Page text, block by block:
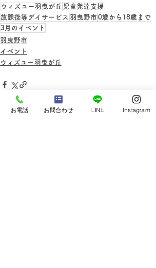
ウィズユー羽曳が丘 児童発達支援
放課後等デイサービス 羽曳野市 0歳から18歳まで
3月のイベント
羽曳野市
イベント
ウィズユー羽曳が丘
お電話 お問合わせ LINE Instagram